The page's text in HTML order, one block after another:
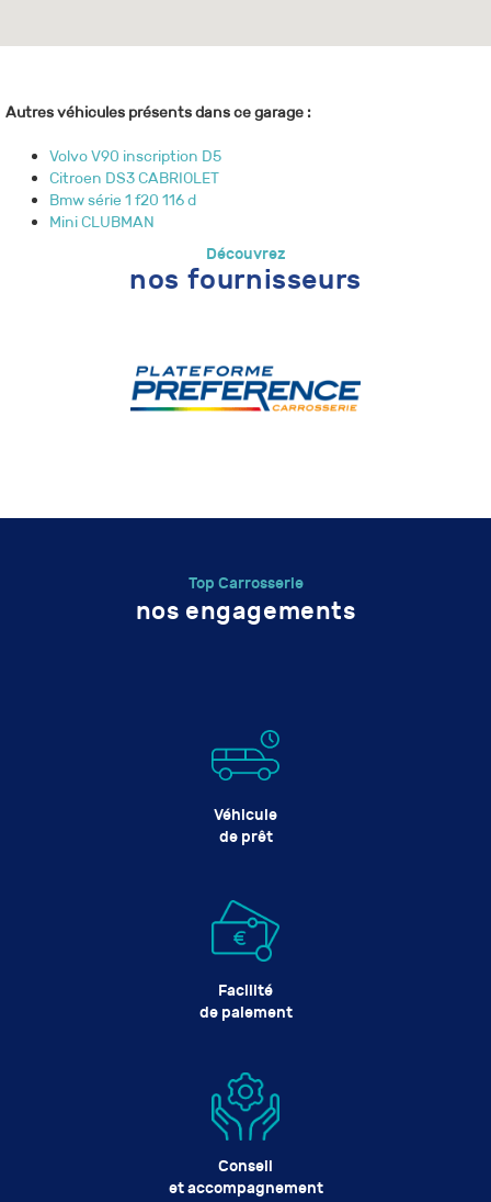
Autres véhicules présents dans ce garage :
Volvo V90 inscription D5
Citroen DS3 CABRIOLET
Bmw série 1 f20 116 d
Mini CLUBMAN
Découvrez
nos fournisseurs
Top Carrosserie
nos engagements
Véhicule
de prêt
Facilité
de paiement
Conseil
et accompagnement